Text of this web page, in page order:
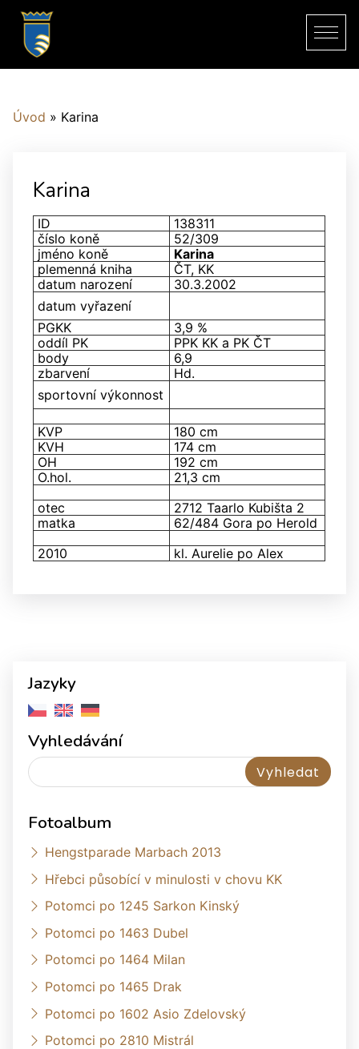
Úvod » Karina
Karina
ID
138311
číslo koně
52/309
jméno koně
Karina
plemenná kniha
ČT, KK
datum narození
30.3.2002
datum vyřazení
PGKK
3,9 %
oddíl PK
PPK KK a PK ČT
body
6,9
zbarvení
Hd.
sportovní výkonnost
KVP
180 cm
KVH
174 cm
OH
192 cm
O.hol.
21,3 cm
otec
2712 Taarlo Kubišta 2
matka
62/484 Gora po Herold
2010
kl. Aurelie po Alex
Jazyky
Vyhledávání
Fotoalbum
Hengstparade Marbach 2013
Hřebci působící v minulosti v chovu KK
Potomci po 1245 Sarkon Kinský
Potomci po 1463 Dubel
Potomci po 1464 Milan
Potomci po 1465 Drak
Potomci po 1602 Asio Zdelovský
Potomci po 2810 Mistrál